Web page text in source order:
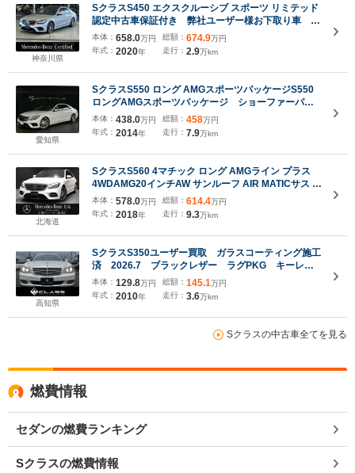
神奈川県
SクラスS450 エクスクルーシブ スポーツ リミテッド
認定中古車保証付き 弊社ユーザー様お下取り車
AMGライン ヘッドアップディスプレイ 本革シー
ト パノラマサンルーフ ブルメスターサウンド パ
ヒュームアトマイザー シートヒーター シートベン
チレーター
本体： 658.0万円
年式： 2020年
総額： 674.9万円
走行： 2.9万km
愛知県
SクラスS550 ロング AMGスポーツパッケージS550
ロングAMGスポーツパッケージ ショーファーパッ
ケージ リアセーフティパッケージ リアエンターテ
イメントシステム AMG S63look ボッセン22イ
ンチアルミホイール ロワリングキット
本体： 438.0万円
年式： 2014年
総額： 458万円
走行： 7.9万km
北海道
SクラスS560 4マチック ロング AMGライン プラス
4WDAMG20インチAW サンルーフ AIR MATICサス ナ
ッパレザーシート 本革巻ウッドステアリング ダイナ
ミックシート リラクゼーション Burmester ベンチレ
ーター ヘッドアップディスプレイ
本体： 578.0万円
年式： 2018年
総額： 614.4万円
走行： 9.3万km
高知県
SクラスS350ユーザー買取 ガラスコーティング施工
済 2026.7 ブラックレザー ラグPKG キーレス
ゴー PWシート シートヒーター エアサス
PHID アンビエントライト リアシェード Bカメ
ETC 18AWアルパインM
本体： 129.8万円
年式： 2010年
総額： 145.1万円
走行： 3.6万km
Sクラスの中古車全てを見る
燃費情報
セダンの燃費ランキング
Sクラスの燃費情報